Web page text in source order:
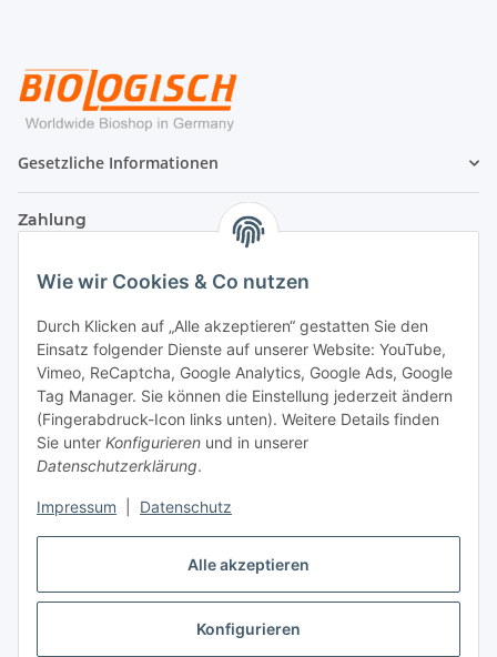
Alle akzeptieren
Konfigurieren
Wie wir Cookies & Co nutzen
Durch Klicken auf „Alle akzeptieren“ gestatten Sie den
Einsatz folgender Dienste auf unserer Website: YouTube,
Vimeo, ReCaptcha, Google Analytics, Google Ads, Google
Tag Manager. Sie können die Einstellung jederzeit ändern
(Fingerabdruck-Icon links unten). Weitere Details finden
Sie unter Konfigurieren und in unserer
Datenschutzerklärung.
Impressum Datenschutz
Gesetzliche Informationen
Zahlung
Versand
Vertrag widerrufen